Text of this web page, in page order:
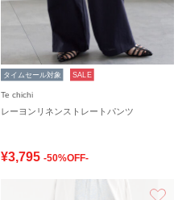
タイムセール対象 SALE
Te chichi
レーヨンリネンストレートパンツ
¥3,795 -50%OFF-